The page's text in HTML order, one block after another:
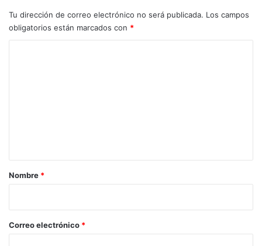
Tu dirección de correo electrónico no será publicada. Los campos
obligatorios están marcados con *
r
*
Nombre *
Correo electrónico *